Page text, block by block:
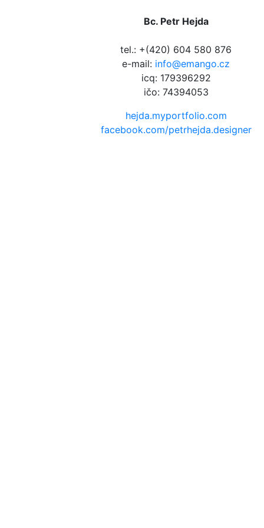
Bc. Petr Hejda
tel.: +(420) 604 580 876
e-mail: info@emango.cz
icq: 179396292
ičo: 74394053
hejda.myportfolio.com
facebook.com/petrhejda.designer